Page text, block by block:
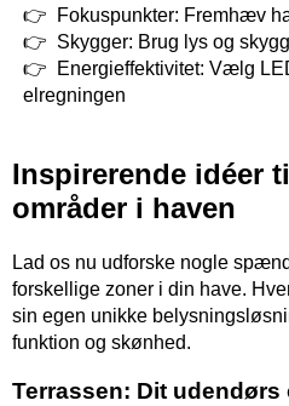
Fokuspunkter: Fremhæv
Skygger: Brug lys og
Energieffektivitet: Vælg
elregningen
Inspirerende idéer
områder i haven
Lad os nu udforske nogle
forskellige zoner i din have.
sin egen unikke
funktion og skønhed.
Terrassen: Dit